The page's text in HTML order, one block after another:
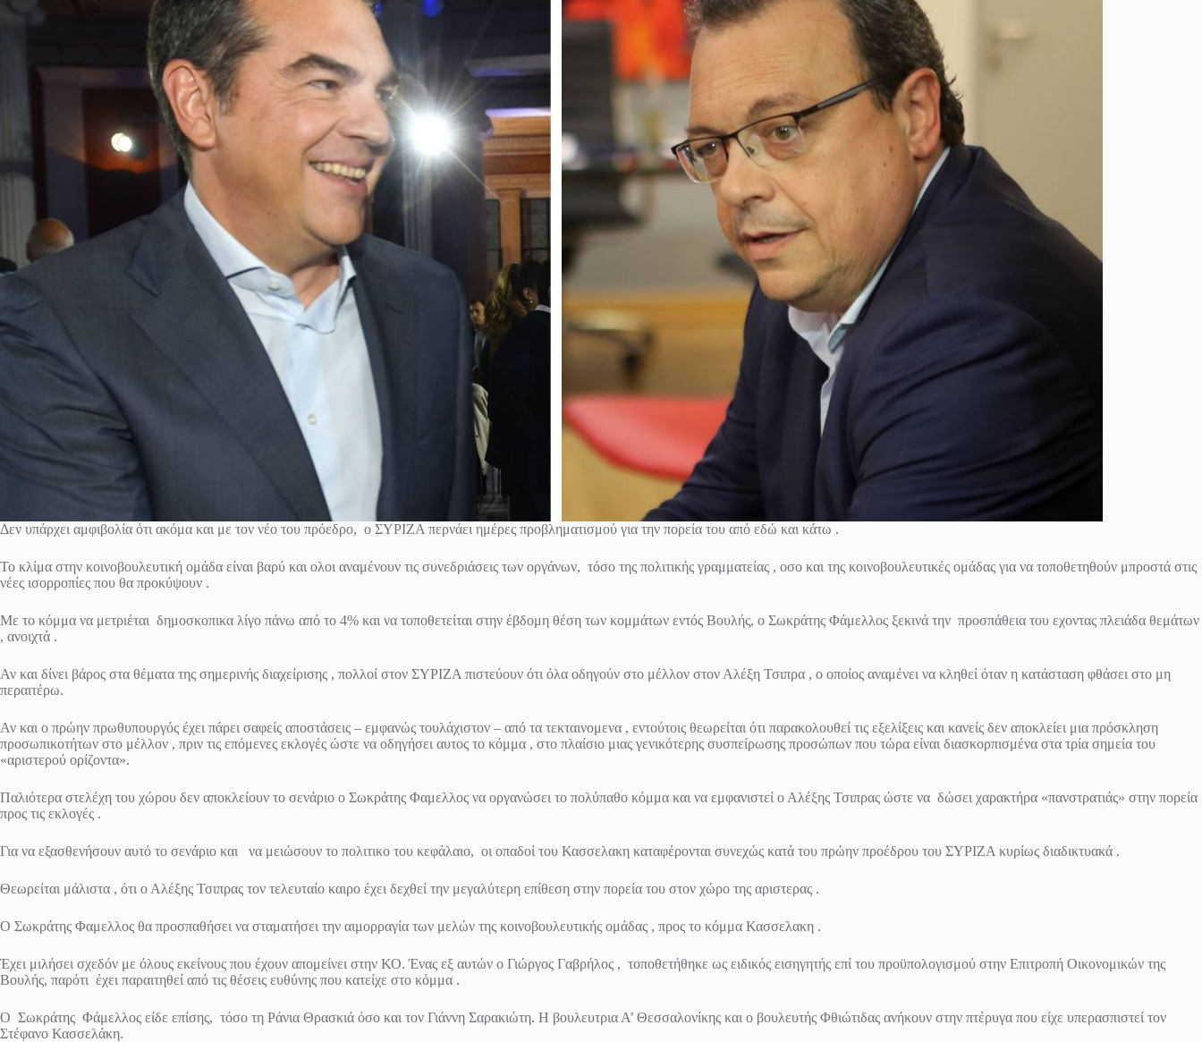
Δεν υπάρχει αμφιβολία ότι ακόμα και με τον νέο του πρόεδρο, ο ΣΥΡΙΖΑ περνάει ημέρες προβληματισμού για την πορεία του από εδώ και κάτω .
Το κλίμα στην κοινοβουλευτική ομάδα είναι βαρύ και ολοι αναμένουν τις συνεδριάσεις των οργάνων, τόσο της πολιτικής γραμματείας , οσο και της κοινοβουλευτικές ομάδας για να τοποθετηθούν μπροστά στις
νέες ισορροπίες που θα προκύψουν .
Με το κόμμα να μετριέται δημοσκοπικα λίγο πάνω από το 4% και να τοποθετείται στην έβδομη θέση των κομμάτων εντός Βουλής, ο Σωκράτης Φάμελλος ξεκινά την προσπάθεια του εχοντας πλειάδα θεμάτων
, ανοιχτά .
Αν και δίνει βάρος στα θέματα της σημερινής διαχείρισης , πολλοί στον ΣΥΡΙΖΑ πιστεύουν ότι όλα οδηγούν στο μέλλον στον Αλέξη Τσιπρα , ο οποίος αναμένει να κληθεί όταν η κατάσταση φθάσει στο μη
περαιτέρω.
Αν και ο πρώην πρωθυπουργός έχει πάρει σαφείς αποστάσεις – εμφανώς τουλάχιστον – από τα τεκταινομενα , εντούτοις θεωρείται ότι παρακολουθεί τις εξελίξεις και κανείς δεν αποκλείει μια πρόσκληση
προσωπικοτήτων στο μέλλον , πριν τις επόμενες εκλογές ώστε να οδηγήσει αυτος το κόμμα , στο πλαίσιο μιας γενικότερης συσπείρωσης προσώπων που τώρα είναι διασκορπισμένα στα τρία σημεία του
«αριστερού ορίζοντα».
Παλιότερα στελέχη του χώρου δεν αποκλείουν το σενάριο ο Σωκράτης Φαμελλος να οργανώσει το πολύπαθο κόμμα και να εμφανιστεί ο Αλέξης Τσιπρας ώστε να δώσει χαρακτήρα «πανστρατιάς» στην πορεία
προς τις εκλογές .
Για να εξασθενήσουν αυτό το σενάριο και να μειώσουν το πολιτικο του κεφάλαιο, οι οπαδοί του Κασσελακη καταφέρονται συνεχώς κατά του πρώην προέδρου του ΣΥΡΙΖΑ κυρίως διαδικτυακά .
Θεωρείται μάλιστα , ότι ο Αλέξης Τσιπρας τον τελευταίο καιρο έχει δεχθεί την μεγαλύτερη επίθεση στην πορεία του στον χώρο της αριστερας .
Ο Σωκράτης Φαμελλος θα προσπαθήσει να σταματήσει την αιμορραγία των μελών της κοινοβουλευτικής ομάδας , προς το κόμμα Κασσελακη .
Έχει μιλήσει σχεδόν με όλους εκείνους που έχουν απομείνει στην ΚΟ. Ένας εξ αυτών ο Γιώργος Γαβρήλος , τοποθετήθηκε ως ειδικός εισηγητής επί του προϋπολογισμού στην Επιτροπή Οικονομικών της
Βουλής, παρότι έχει παραιτηθεί από τις θέσεις ευθύνης που κατείχε στο κόμμα .
Ο Σωκράτης Φάμελλος είδε επίσης, τόσο τη Ράνια Θρασκιά όσο και τον Γιάννη Σαρακιώτη. Η βουλευτρια Α’ Θεσσαλονίκης και ο βουλευτής Φθιώτιδας ανήκουν στην πτέρυγα που είχε υπερασπιστεί τον
Στέφανο Κασσελάκη.